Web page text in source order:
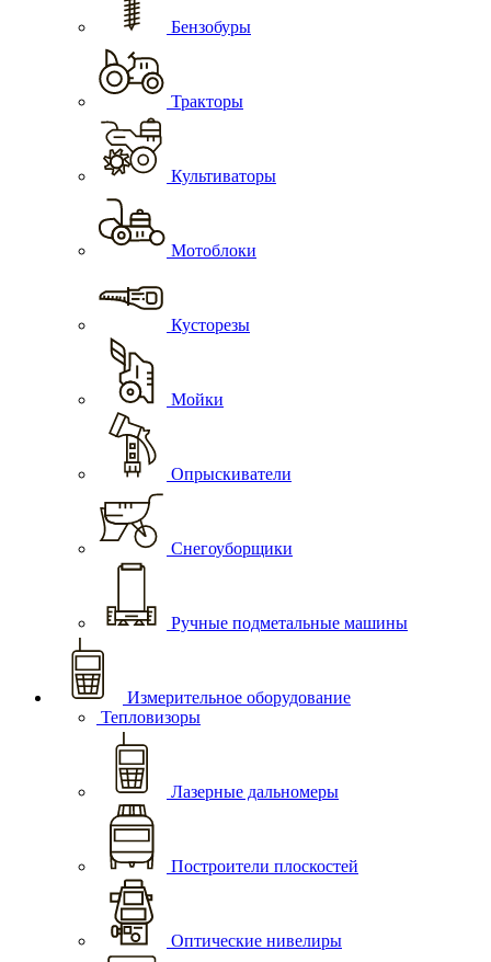
Бензобуры
Тракторы
Культиваторы
Мотоблоки
Кусторезы
Мойки
Опрыскиватели
Снегоуборщики
Ручные подметальные машины
Измерительное оборудование
Тепловизоры
Лазерные дальномеры
Построители плоскостей
Оптические нивелиры